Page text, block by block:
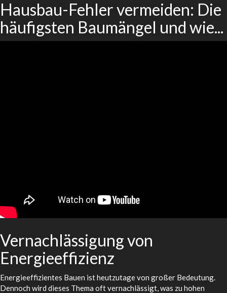
Hausbau-Fehler vermeiden: Die
häufigsten Baumängel und wie...
Vernachlässigung von
Energieeffizienz
Energieeffizientes Bauen ist heutzutage von großer Bedeutung.
Dennoch wird dieses Thema oft vernachlässigt, was zu hohen